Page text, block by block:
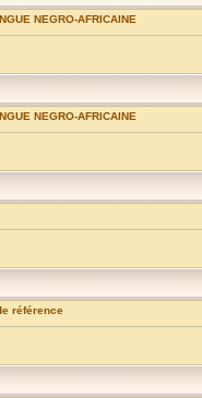
NEGRO-AFRICAINE
NEGRO-AFRICAINE
référence